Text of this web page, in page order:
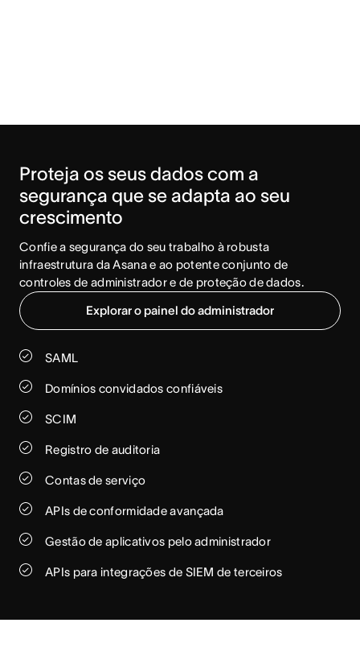
Proteja os seus dados com a
segurança que se adapta ao seu
crescimento
Confie a segurança do seu trabalho à robusta
infraestrutura da Asana e ao potente conjunto de
controles de administrador e de proteção de dados.
Explorar o painel do administrador
SAML
Domínios convidados confiáveis
SCIM
Registro de auditoria
Contas de serviço
APIs de conformidade avançada
Gestão de aplicativos pelo administrador
APIs para integrações de SIEM de terceiros